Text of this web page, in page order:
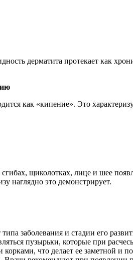
дерматита протекает как
как «кипение». Это
щиколотках, лице и шее
наглядно это демонстрирует.
заболевания и стадии его
пузырьки, которые при
что делает ее заметной и